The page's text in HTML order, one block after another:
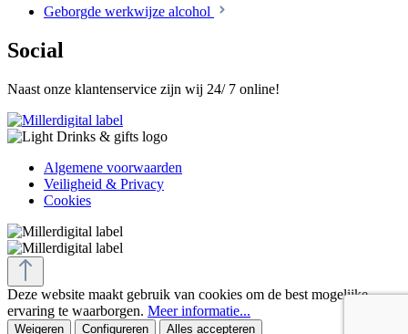
Geborgde werkwijze alcohol
Social
Naast onze klantenservice zijn wij 24/ 7 online!
Algemene voorwaarden
Veiligheid & Privacy
Cookies
Deze website maakt gebruik van cookies om de best mogelijke
ervaring te waarborgen. Meer informatie...
Weigeren Configureren Alles accepteren